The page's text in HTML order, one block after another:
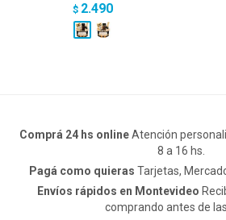
$ 2.490
Comprá 24 hs onlineAtención
8 a 16 hs.
Pagá como quieras Tarjetas,
Envíos rápidos en Montevideo
comprando antes de